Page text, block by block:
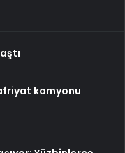
kamyonu